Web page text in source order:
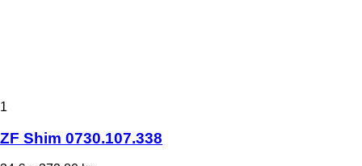
1
ZF Shim 0730.107.338